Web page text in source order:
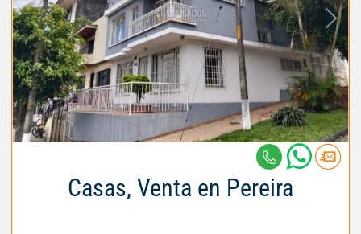
Casas, Venta en Pereira